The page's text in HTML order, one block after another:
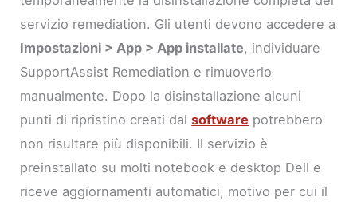
servizio remediation. Gli utenti devono accedere a
Impostazioni > App > App installate, individuare
SupportAssist Remediation e rimuoverlo
manualmente. Dopo la disinstallazione alcuni
punti di ripristino creati dalsoftware potrebbero
non risultare più disponibili. Il servizio è
preinstallato su molti notebook e desktop Dell e
riceve aggiornamenti automatici, motivo per cui il